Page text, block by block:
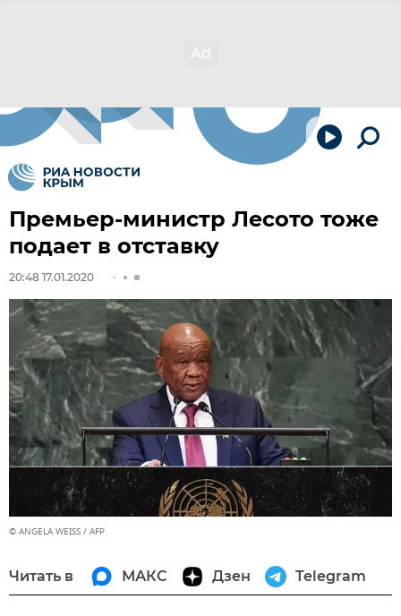
Премьер-министр Лесото тоже
подает в отставку
20:48 17.01.2020
© ANGELA WEISS / AFP
Читать в МАКС Дзен Telegram